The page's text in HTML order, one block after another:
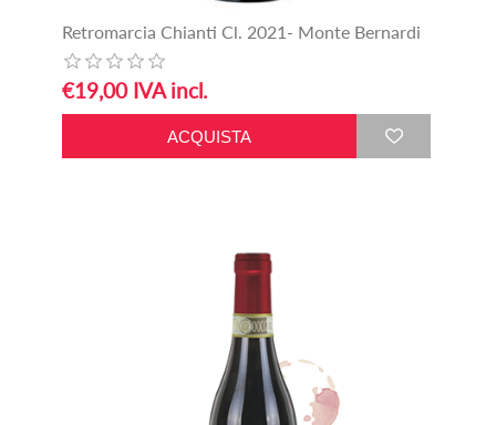
Retromarcia Chianti Cl. 2021- Monte Bernardi
€19,00 IVA incl.